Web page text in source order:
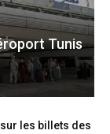
Tunis
les billets des